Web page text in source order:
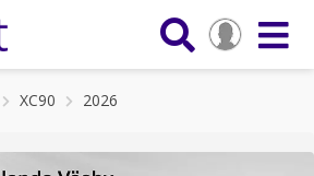
XC90 2026